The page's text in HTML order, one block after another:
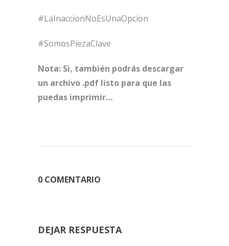
#LaInaccionNoEsUnaOpcion
#SomosPiezaClave
Nota: Si, también podrás descargar
un archivo .pdf listo para que las
puedas imprimir…
0 COMENTARIO
DEJAR RESPUESTA